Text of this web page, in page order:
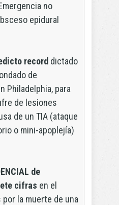
no
epidural
record dictado
de
Philadelphia, para
de lesiones
de un TIA (ataque
o mini-apoplejía)
de
cifras en el
por la muerte de una